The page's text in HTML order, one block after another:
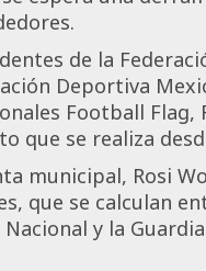
de la
Deportiva
Football
que se realiza
municipal, Rosi
que se calculan
y la